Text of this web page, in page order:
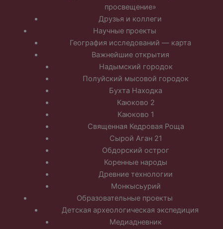
просвещение»
Друзья и коллеги
Научные проекты
География исследований — карта
Важнейшие открытия
Надымский городок
Полуйский мысовой городок
Бухта Находка
Каюково 2
Каюково 1
Священная Кедровая Роща
Сырой Аган 21
Обдорский острог
Коренные народы
Древние технологии
Монкысьурий
Образовательные проекты
Детская археологическая экспедиция
Медиадневник